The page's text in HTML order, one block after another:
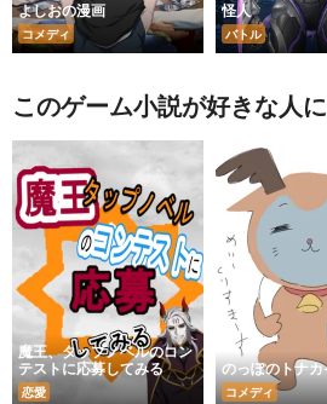
よしおの漫画
コメディ
怪人
バトル
このゲーム小説が好きな人
魔王、タップノベルのコン
テストに応募してみる
恋愛
のっぽのトナカ
コメディ